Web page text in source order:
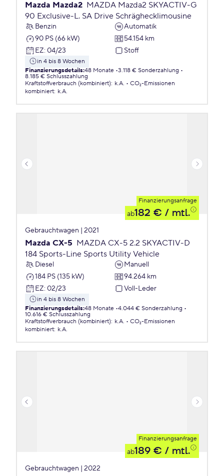
Mazda Mazda2 MAZDA Mazda2 SKYACTIV-G
90 Exclusive-L. SA Drive Schräghecklimousine
Benzin
Automatik
90 PS (66 kW)
54.154 km
EZ: 04/23 Stoff
in 4 bis 8 Wochen
Finanzierungsdetails:48 Monate 3.118 € Sonderzahlung
8.185 € Schlusszahlung
Kraftstoffverbrauch (kombiniert): k.A.
CO₂-Emissionen
kombiniert: k.A.
Finanzierungsanfrage
ab182 € / mtl.
Gebrauchtwagen | 2021
Mazda CX-5 MAZDA CX-5 2.2 SKYACTIV-D
184 Sports-Line Sports Utility Vehicle
Diesel
Manuell
184 PS (135 kW)
94.264 km
EZ: 02/23 Voll-Leder
in 4 bis 8 Wochen
Finanzierungsdetails:48 Monate 4.044 € Sonderzahlung
10.616 € Schlusszahlung
Kraftstoffverbrauch (kombiniert): k.A.
CO₂-Emissionen
kombiniert: k.A.
Finanzierungsanfrage
ab189 € / mtl.
Gebrauchtwagen | 2022